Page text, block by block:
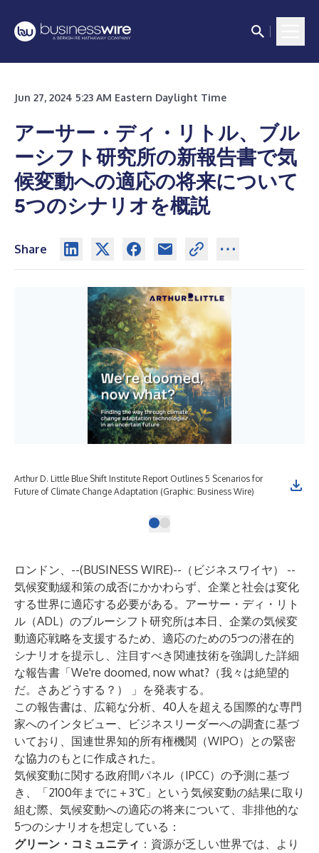
Jun 27, 2024 5:23 AM Eastern Daylight Time
アーサー・ディ・リトル、ブル
ーシフト研究所の新報告書で気
候変動への適応の将来について
5つのシナリオを概説
Share
Arthur D. Little Blue Shift Institute Report Outlines 5 Scenarios for
Future of Climate Change Adaptation (Graphic: Business Wire)
ロンドン、--(BUSINESS WIRE)-- （ビジネスワイヤ） --
気候変動緩和策の成否にかかわらず、企業と社会は変化
する世界に適応する必要がある。アーサー・ディ・リト
ル（ADL）のブルーシフト研究所は本日、企業の気候変
動適応戦略を支援するため、適応のための5つの潜在的
シナリオを提示し、注目すべき関連技術を強調した詳細
な報告書「We're doomed, now what?（我々は絶望的
だ。さあどうする？） 」を発表する。
この報告書は、広範な分析、40人を超える国際的な専門
家へのインタビュー、ビジネスリーダーへの調査に基づ
いており、国連世界知的所有権機関（WIPO）との緊密
な協力のもとに作成された。
気候変動に関する政府間パネル（IPCC）の予測に基づ
き、「2100年までに＋3℃」という気候変動の結果に取り
組む際、気候変動への適応の将来について、非排他的な
5つのシナリオを想定している：
グリーン・コミュニティ ：資源が乏しい世界では、より